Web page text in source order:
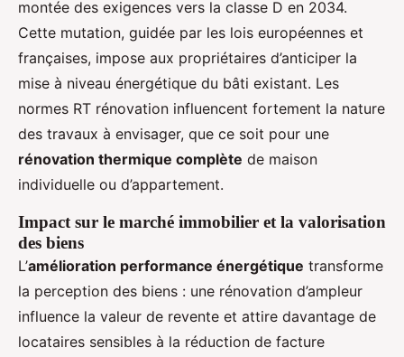
montée des exigences vers la classe D en 2034.
Cette mutation, guidée par les lois européennes et
françaises, impose aux propriétaires d’anticiper la
mise à niveau énergétique du bâti existant. Les
normes RT rénovation influencent fortement la nature
des travaux à envisager, que ce soit pour une
rénovation thermique complète de maison
individuelle ou d’appartement.
Impact sur le marché immobilier et la valorisation
des biens
L’amélioration performance énergétique transforme
la perception des biens : une rénovation d’ampleur
influence la valeur de revente et attire davantage de
locataires sensibles à la réduction de facture